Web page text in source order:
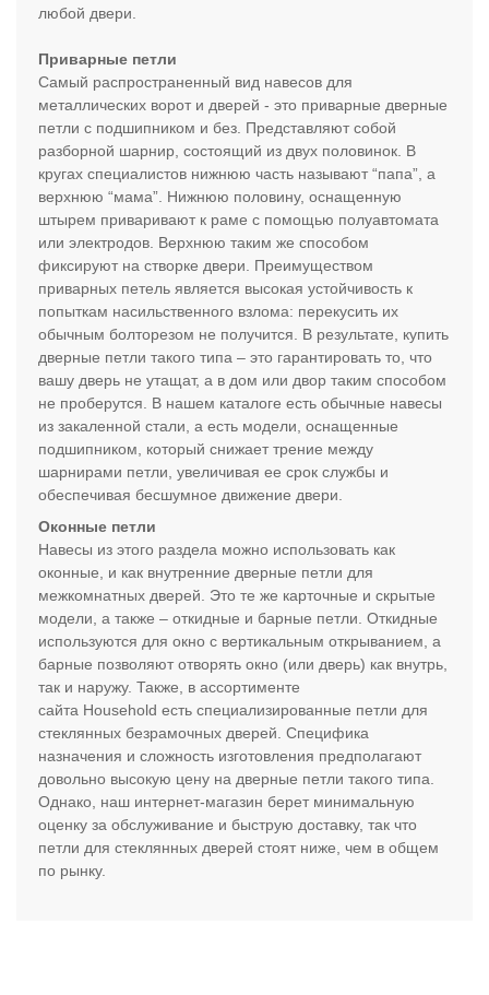
любой двери.
Приварные петли
Самый распространенный вид навесов для
металлических ворот и дверей - это приварные дверные
петли с подшипником и без. Представляют собой
разборной шарнир, состоящий из двух половинок. В
кругах специалистов нижнюю часть называют “папа”, а
верхнюю “мама”. Нижнюю половину, оснащенную
штырем приваривают к раме с помощью полуавтомата
или электродов. Верхнюю таким же способом
фиксируют на створке двери. Преимуществом
приварных петель является высокая устойчивость к
попыткам насильственного взлома: перекусить их
обычным болторезом не получится. В результате, купить
дверные петли такого типа – это гарантировать то, что
вашу дверь не утащат, а в дом или двор таким способом
не проберутся. В нашем каталоге есть обычные навесы
из закаленной стали, а есть модели, оснащенные
подшипником, который снижает трение между
шарнирами петли, увеличивая ее срок службы и
обеспечивая бесшумное движение двери.
Оконные петли
Навесы из этого раздела можно использовать как
оконные, и как внутренние дверные петли для
межкомнатных дверей. Это те же карточные и скрытые
модели, а также – откидные и барные петли. Откидные
используются для окно с вертикальным открыванием, а
барные позволяют отворять окно (или дверь) как внутрь,
так и наружу. Также, в ассортименте
сайта Household есть специализированные петли для
стеклянных безрамочных дверей. Специфика
назначения и сложность изготовления предполагают
довольно высокую цену на дверные петли такого типа.
Однако, наш интернет-магазин берет минимальную
оценку за обслуживание и быструю доставку, так что
петли для стеклянных дверей стоят ниже, чем в общем
по рынку.